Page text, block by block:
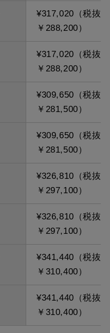
¥317,020（税抜
￥288,200）
¥317,020（税抜
￥288,200）
¥309,650（税抜
￥281,500）
¥309,650（税抜
￥281,500）
¥326,810（税抜
￥297,100）
¥326,810（税抜
￥297,100）
¥341,440（税抜
￥310,400）
¥341,440（税抜
￥310,400）